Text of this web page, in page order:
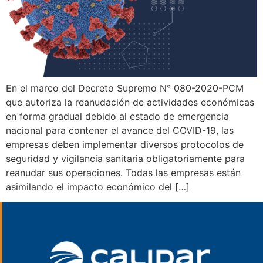
En el marco del Decreto Supremo N° 080-2020-PCM
que autoriza la reanudación de actividades económicas
en forma gradual debido al estado de emergencia
nacional para contener el avance del COVID-19, las
empresas deben implementar diversos protocolos de
seguridad y vigilancia sanitaria obligatoriamente para
reanudar sus operaciones. Todas las empresas están
asimilando el impacto económico del […]